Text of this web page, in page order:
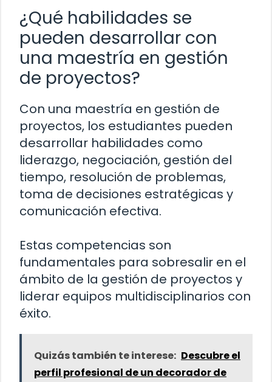
¿Qué habilidades se
pueden desarrollar con
una maestría en gestión
de proyectos?
Con una maestría en gestión de
proyectos, los estudiantes pueden
desarrollar habilidades como
liderazgo, negociación, gestión del
tiempo, resolución de problemas,
toma de decisiones estratégicas y
comunicación efectiva.
Estas competencias son
fundamentales para sobresalir en el
ámbito de la gestión de proyectos y
liderar equipos multidisciplinarios con
éxito.
Quizás también te interese: Descubre el
perfil profesional de un decorador de